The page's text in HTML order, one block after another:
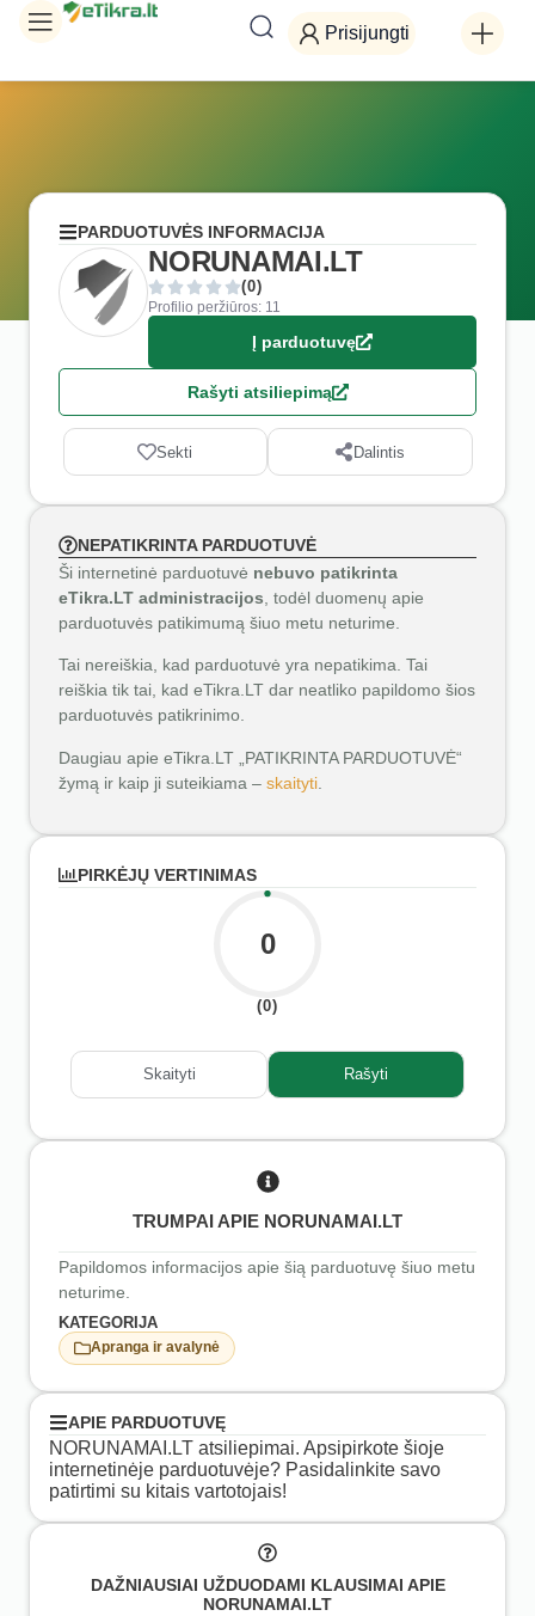
Prisijungti
PARDUOTUVĖS INFORMACIJA
NORUNAMAI.LT
(0)
Profilio peržiūros: 11
Į parduotuvę
Rašyti atsiliepimą
Sekti Dalintis
NEPATIKRINTA PARDUOTUVĖ
Ši internetinė parduotuvė nebuvo patikrinta
eTikra.LT administracijos , todėl duomenų apie
parduotuvės patikimumą šiuo metu neturime.
Tai nereiškia, kad parduotuvė yra nepatikima. Tai
reiškia tik tai, kad eTikra.LT dar neatliko papildomo šios
parduotuvės patikrinimo.
Daugiau apie eTikra.LT „PATIKRINTA PARDUOTUVĖ“
žymą ir kaip ji suteikiama – skaityti
PIRKĖJŲ VERTINIMAS
0
(0)
Skaityti Rašyti
TRUMPAI APIE NORUNAMAI.LT
Papildomos informacijos apie šią parduotuvę šiuo metu
neturime.
KATEGORIJA
Apranga ir avalynė
APIE PARDUOTUVĘ
NORUNAMAI.LT atsiliepimai. Apsipirkote šioje
internetinėje parduotuvėje? Pasidalinkite savo
patirtimi su kitais vartotojais!
DAŽNIAUSIAI UŽDUODAMI KLAUSIMAI APIE
NORUNAMAI.LT